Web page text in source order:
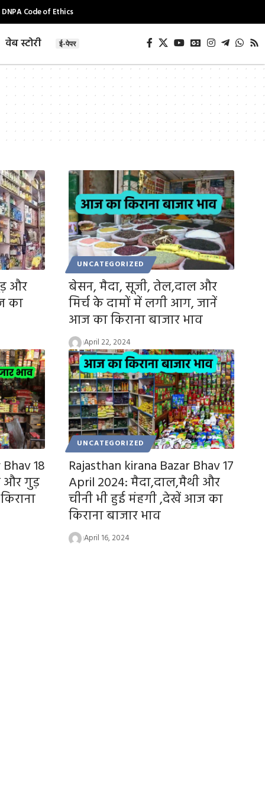
DNPA Code of Ethics
वेब स्टोरी ई-पेपर
और
का
UNCATEGORIZED
बेसन, मैदा, सूजी, तेल,दाल और
मिर्च के दामों में लगी आग, जानें
आज का किराना बाजार भाव
April 22, 2024
18
और गुड़
UNCATEGORIZED
Rajasthan kirana Bazar Bhav 17
April 2024: मैदा,दाल,मैथी और
चीनी भी हुई मंहगी ,देखें आज का
किराना बाजार भाव
April 16, 2024